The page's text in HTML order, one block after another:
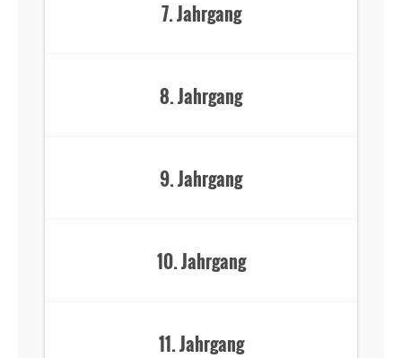
7. Jahrgang
8. Jahrgang
9. Jahrgang
10. Jahrgang
11. Jahrgang